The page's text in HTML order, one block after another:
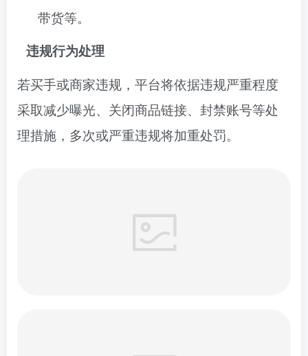
带货等。
违规行为处理
若买手或商家违规，平台将依据违规严重程度
采取减少曝光、关闭商品链接、封禁账号等处
理措施，多次或严重违规将加重处罚。